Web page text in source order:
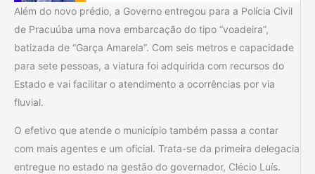
Além do novo prédio, a Governo entregou para a Polícia Civil
de Pracuúba uma nova embarcação do tipo “voadeira”,
batizada de “Garça Amarela”. Com seis metros e capacidade
para sete pessoas, a viatura foi adquirida com recursos do
Estado e vai facilitar o atendimento a ocorrências por via
fluvial.
O efetivo que atende o município também passa a contar
com mais agentes e um oficial. Trata-se da primeira delegacia
entregue no estado na gestão do governador, Clécio Luís.